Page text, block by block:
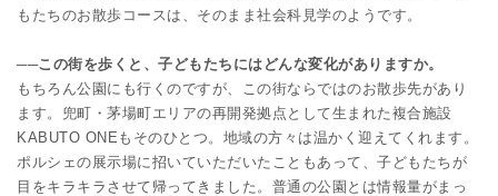
もたちのお散歩コースは、そのまま社会科見学のようです。
──この街を歩くと、子どもたちにはどんな変化がありますか。
もちろん公園にも行くのですが、この街ならではのお散歩先があり
ます。兜町・茅場町エリアの再開発拠点として生まれた複合施設
KABUTO ONEもそのひとつ。地域の方々は温かく迎えてくれます。
ポルシェの展示場に招いていただいたこともあって、子どもたちが
目をキラキラさせて帰ってきました。普通の公園とは情報量がまっ